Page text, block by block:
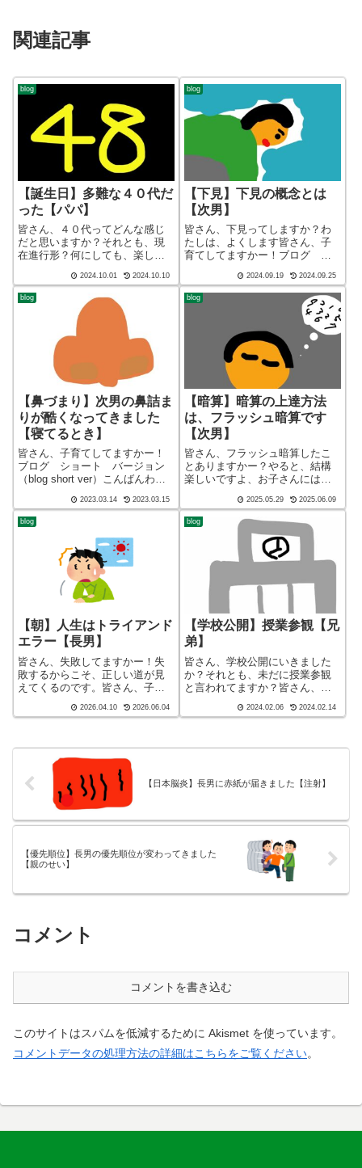
関連記事
blog
【誕生日】多難な４０代だ
った【パパ】
皆さん、４０代ってどんな感じ
だと思いますか？それとも、現
在進行形？何にしても、楽しけ
てしてますかー！ブログ ショ
ート バージョン（blog short
ver）こんばんわ、迷答座布団ブ
ログの運営をしているざぶ(@...
2024.10.01 2024.10.10
blog
【下見】下見の概念とは
【次男】
皆さん、下見ってしますか？わ
たしは、よくします皆さん、子
育てしてますかー！ブログ シ
ver）こんばんわ、迷答座布団ブ
ログの運営をしているざぶ
(@meitou_zabuton)です。わたし
2024.09.19 2024.09.25
blog
【鼻づまり】次男の鼻詰ま
りが酷くなってきました
【寝てるとき】
皆さん、子育てしてますかー！
ブログ ショート バージョン
（blog short ver）こんばんわ、
いる ざぶ(@meitou_zabuton)で
す。わたしは40代でひとり親
（シンパパ）になり、手探り状
態のほぼワ...
2023.03.14 2023.03.15
blog
【暗算】暗算の上達方法
は、フラッシュ暗算です
【次男】
皆さん、フラッシュ暗算したこ
とありますかー？やると、結構
楽しいですよ、お子さんにはお
ますかー！ブログ ショート
バージョン（blog short ver）こ
んばんわ、迷答座布団ブログの
運営をしているざぶ(@mei...
2025.05.29 2025.06.09
blog
【朝】人生はトライアンド
エラー【長男】
皆さん、失敗してますかー！失
敗するからこそ、正しい道が見
えてくるのです。皆さん、子育
迷答座布団ブログの運営をして
（シンパパ）になり、手探り
2026.04.10 2026.06.04
blog
【学校公開】授業参観【兄
弟】
皆さん、学校公開にいきました
か？それとも、未だに授業参観
と言われてますか？皆さん、子
ョート バージョン（blog short
(@meitou_zabut...
2024.02.06 2024.02.14
【日本脳炎】長男に赤紙が届きました【注射】
【優先順位】長男の優先順位が変わってきました
【親のせい】
コメント
コメントを書き込む
このサイトはスパムを低減するために Akismet を使っています。
コメントデータの処理方法の詳細はこちらをご覧ください。